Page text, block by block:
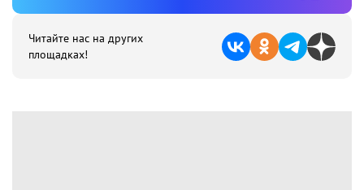
Читайте нас на других
площадках!